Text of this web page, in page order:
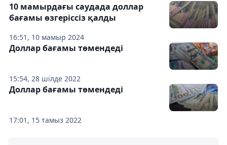
16:51, 10 мамыр 2024
10 мамырдағы саудада доллар
бағамы өзгеріссіз қалды
15:54, 28 шілде 2022
Доллар бағамы төмендеді
17:01, 15 тамыз 2022
Доллар бағамы төмендеді